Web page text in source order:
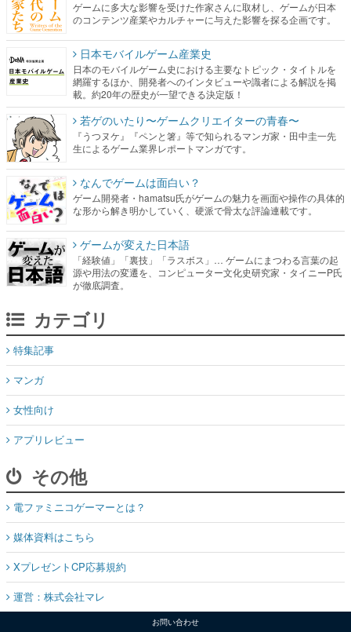
日本のモバイルゲーム史における主要なトピック・タイトルを
網羅するほか、開発者へのインタビューや識者による解説を掲
若ゲのいたり〜ゲームクリエイターの青春〜
『うつヌケ』『ペンと箸』等で知られるマンガ家・田中圭一先
生によるゲーム業界レポートマンガです。
なんでゲームは面白い？
ゲーム開発者・hamatsu氏がゲームの魅力を画面や操作の具体的
な形から解き明かしていく、硬派で骨太な評論連載です。
ゲームが変えた日本語
「経験値」「裏技」「ラスボス」… ゲームにまつわる言葉の起
源や用法の変遷を、コンピューター文化史研究家・タイニーP氏
カテゴリ
マンガ
女性向け
アプリレビュー
その他
電ファミニコゲーマーとは？
媒体資料はこちら
XプレゼントCP応募規約
運営：株式会社マレ